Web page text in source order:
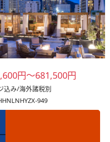
円～681,500円
込み/海外諸税別
949